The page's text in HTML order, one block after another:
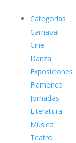
Categorías
Carnaval
Cine
Danza
Exposiciones
Flamenco
Jornadas
Literatura
Música
Teatro